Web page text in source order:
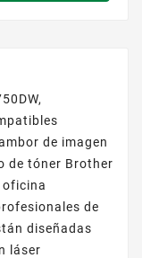
de imagen
de tóner Brother
oficina
de
diseñadas
láser